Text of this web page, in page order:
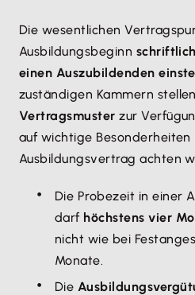
Die wesentlichen
Ausbildungsbeginn
einen Auszubildenden
zuständigen Kammern
Vertragsmuster zur
auf wichtige Besonderheiten
Ausbildungsvertrag achten
Die Probezeit in einer
darf höchstens vier
nicht wie bei
Monate.
Die